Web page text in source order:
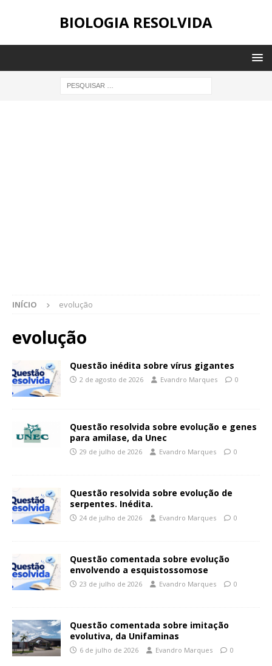
BIOLOGIA RESOLVIDA
INÍCIO evolução
evolução
Questão inédita sobre vírus gigantes
2 de agosto de 2026 Evandro Marques 0
Questão resolvida sobre evolução e genes
para amilase, da Unec
29 de julho de 2026 Evandro Marques 0
Questão resolvida sobre evolução de
serpentes. Inédita.
24 de julho de 2026 Evandro Marques 0
Questão comentada sobre evolução
envolvendo a esquistossomose
23 de julho de 2026 Evandro Marques 0
Questão comentada sobre imitação
evolutiva, da Unifaminas
6 de julho de 2026 Evandro Marques 0